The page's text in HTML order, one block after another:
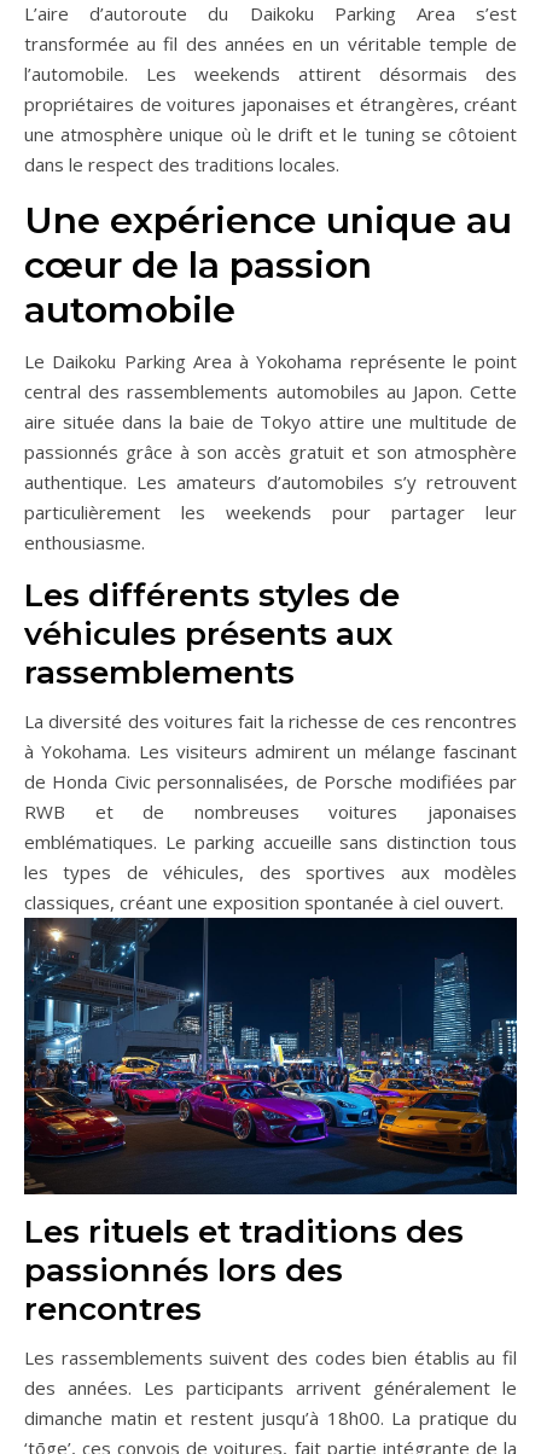
L’aire d’autoroute du Daikoku Parking Area s’est
transformée au fil des années en un véritable temple de
l’automobile. Les weekends attirent désormais des
propriétaires de voitures japonaises et étrangères, créant
une atmosphère unique où le drift et le tuning se côtoient
dans le respect des traditions locales.
Une expérience unique au
cœur de la passion
automobile
Le Daikoku Parking Area à Yokohama représente le point
central des rassemblements automobiles au Japon. Cette
aire située dans la baie de Tokyo attire une multitude de
passionnés grâce à son accès gratuit et son atmosphère
authentique. Les amateurs d’automobiles s’y retrouvent
particulièrement les weekends pour partager leur
enthousiasme.
Les différents styles de
véhicules présents aux
rassemblements
La diversité des voitures fait la richesse de ces rencontres
à Yokohama. Les visiteurs admirent un mélange fascinant
de Honda Civic personnalisées, de Porsche modifiées par
RWB et de nombreuses voitures japonaises
emblématiques. Le parking accueille sans distinction tous
les types de véhicules, des sportives aux modèles
classiques, créant une exposition spontanée à ciel ouvert.
Les rituels et traditions des
passionnés lors des
rencontres
Les rassemblements suivent des codes bien établis au fil
des années. Les participants arrivent généralement le
dimanche matin et restent jusqu’à 18h00. La pratique du
‘tōge’, ces convois de voitures, fait partie intégrante de la